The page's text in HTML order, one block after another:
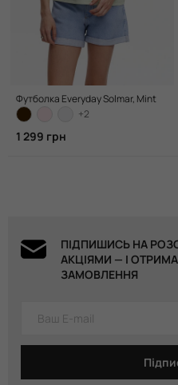
Футболка Everyday Solmar, Mint
+2
1 299 грн
ПІДПИШИСЬ НА
АКЦІЯМИ — І
ЗАМОВЛЕННЯ